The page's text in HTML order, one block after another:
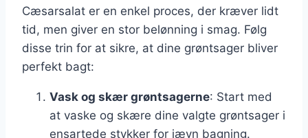
Cæsarsalat er en enkel proces, der kræver lidt
tid, men giver en stor belønning i smag. Følg
disse trin for at sikre, at dine grøntsager bliver
perfekt bagt:
Vask og skær grøntsagerne: Start med
at vaske og skære dine valgte grøntsager i
ensartede stykker for jævn bagning.